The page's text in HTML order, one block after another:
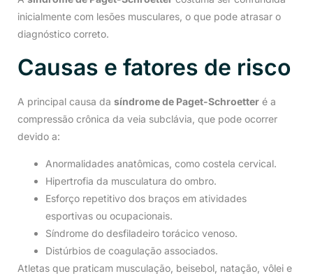
inicialmente com lesões musculares, o que pode atrasar o
diagnóstico correto.
Causas e fatores de risco
A principal causa da síndrome de Paget-Schroetter é a
compressão crônica da veia subclávia, que pode ocorrer
devido a:
Anormalidades anatômicas, como costela cervical.
Hipertrofia da musculatura do ombro.
Esforço repetitivo dos braços em atividades
esportivas ou ocupacionais.
Síndrome do desfiladeiro torácico venoso.
Distúrbios de coagulação associados.
Atletas que praticam musculação, beisebol, natação, vôlei e